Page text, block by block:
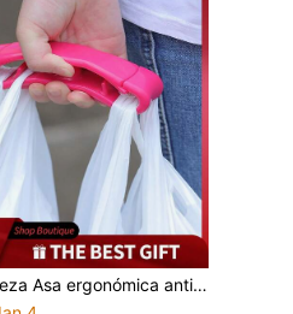
para bolsas de la compra, ahorra esfuerzo manual, portátil y resistente para transportar bolsas de supermercado, bolsas de compras, comida para llevar, comestibles, paquetería, bolsas pesadas